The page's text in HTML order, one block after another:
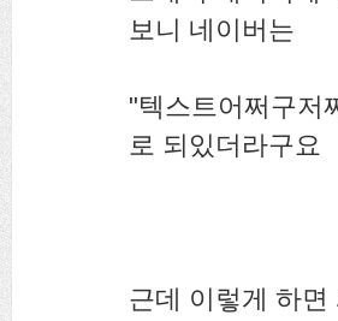
보니 네이버는
"텍스트어쩌구저
로 되있더라구요
근데 이렇게 하